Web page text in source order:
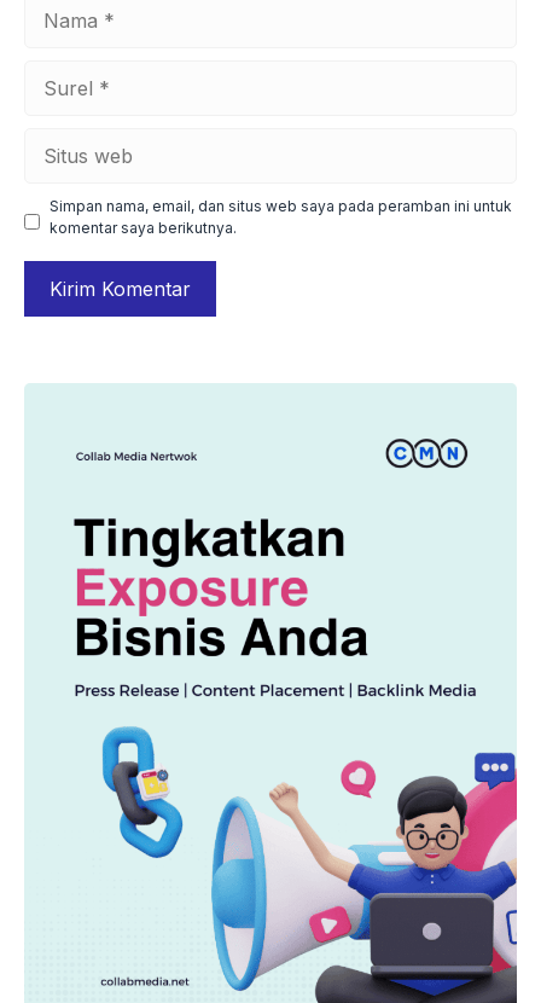
Simpan nama, email, dan situs web saya pada peramban ini untuk
komentar saya berikutnya.